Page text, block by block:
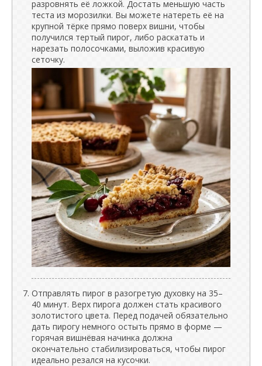
разровнять её ложкой. Достать меньшую часть
теста из морозилки. Вы можете натереть её на
крупной тёрке прямо поверх вишни, чтобы
получился тертый пирог, либо раскатать и
нарезать полосочками, выложив красивую
сеточку.
Отправлять пирог в разогретую духовку на 35–
40 минут. Верх пирога должен стать красивого
золотистого цвета. Перед подачей обязательно
дать пирогу немного остыть прямо в форме —
горячая вишнёвая начинка должна
окончательно стабилизироваться, чтобы пирог
идеально резался на кусочки.